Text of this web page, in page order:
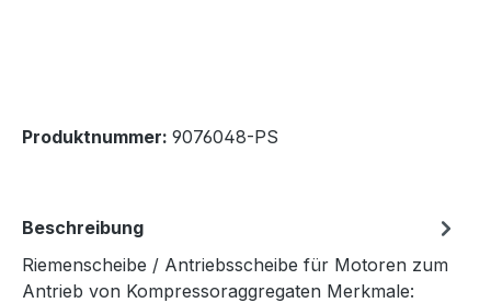
Produktnummer: 9076048-PS
Beschreibung
Riemenscheibe / Antriebsscheibe für Motoren zum
Antrieb von Kompressoraggregaten Merkmale: